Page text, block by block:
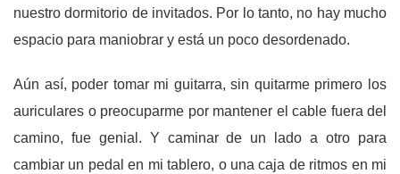
nuestro dormitorio de invitados. Por lo tanto, no hay mucho
espacio para maniobrar y está un poco desordenado.
Aún así, poder tomar mi guitarra, sin quitarme primero los
auriculares o preocuparme por mantener el cable fuera del
camino, fue genial. Y caminar de un lado a otro para
cambiar un pedal en mi tablero, o una caja de ritmos en mi